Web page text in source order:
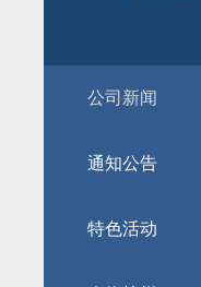
公司新闻
通知公告
特色活动